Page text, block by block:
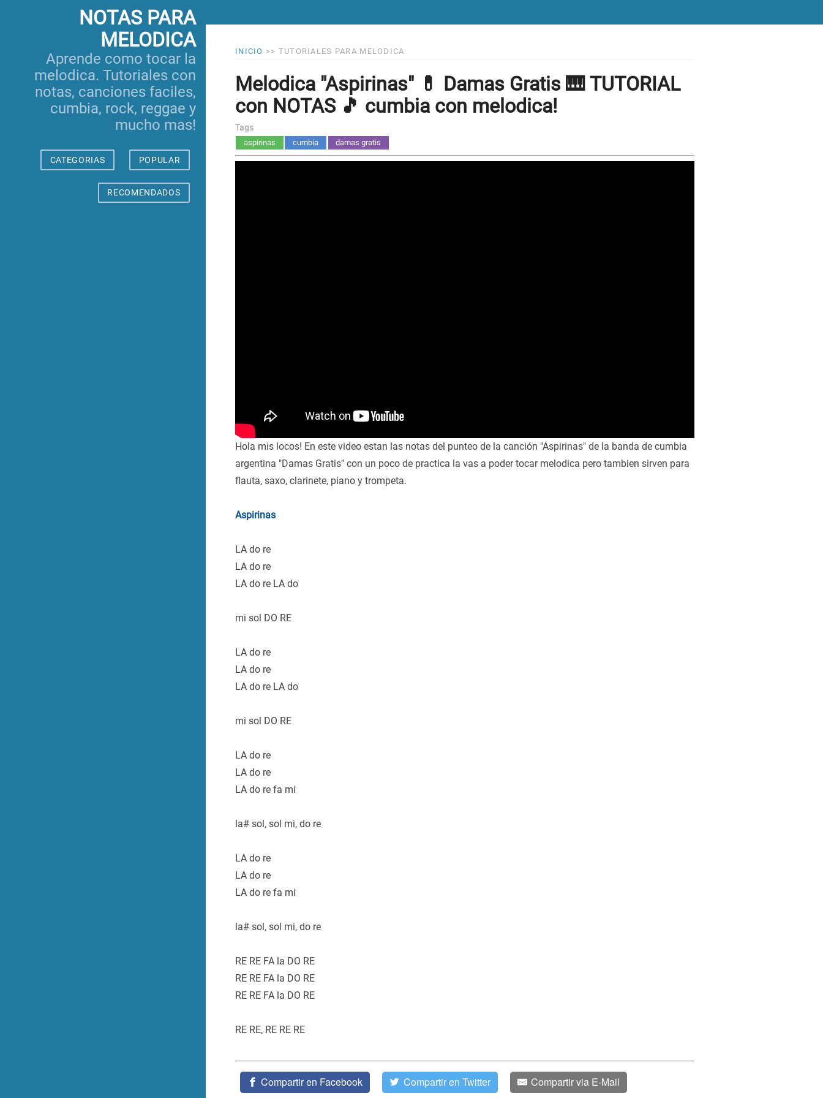
NOTAS PARA
MELODICA
Aprende como tocar la
melodica. Tutoriales con
notas, canciones faciles,
cumbia, rock, reggae y
mucho mas!
CATEGORIAS POPULAR
RECOMENDADOS
INICIO >> TUTORIALES PARA MELODICA
Melodica "Aspirinas" 💊 Damas Gratis 🎹 TUTORIAL
con NOTAS 🎵 cumbia con melodica!
Tags
aspirinas cumbia damas gratis
Hola mis locos! En este video estan las notas del punteo de la canción "Aspirinas" de la banda de cumbia
argentina "Damas Gratis" con un poco de practica la vas a poder tocar melodica pero tambien sirven para
flauta, saxo, clarinete, piano y trompeta.
Aspirinas
LA do re
LA do re
LA do re LA do
mi sol DO RE
LA do re
LA do re
LA do re LA do
mi sol DO RE
LA do re
LA do re
LA do re fa mi
la# sol, sol mi, do re
LA do re
LA do re
LA do re fa mi
la# sol, sol mi, do re
RE RE FA la DO RE
RE RE FA la DO RE
RE RE FA la DO RE
RE RE, RE RE RE
Compartir en Facebook Compartir en Twitter Compartir via E-Mail